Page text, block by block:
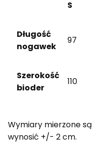
S
Długość
nogawek
97
Szerokość
bioder
110
Wymiary mierzone
wynosić +/- 2 cm.